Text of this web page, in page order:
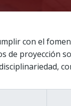
con el
de proyección